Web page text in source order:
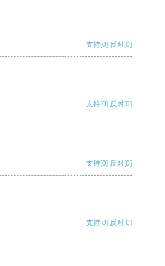
支持[0] 反对[0]
支持[0] 反对[0]
支持[0] 反对[0]
支持[0] 反对[0]